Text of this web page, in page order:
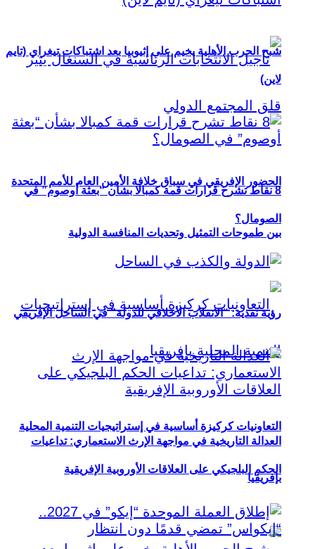
الحضور الإفريقي في سباق خلافة الأمين العام للأمم المتحدة
بين طموحات التمثيل وتحديات المنافسة الدولية
التعاونيات كركيزة أساسية في إستراتيجيات التنمية المحلية
بإفريقيا
شبح الحرب الأهلية يخيم على إثيوبيا بعد اشتباكات تيغراي (تايم
لاين)
8 نقاط تشرح قرارات قمة كمبالا بشأن “بعثة أوصوم” في
الصومال؟
رؤية نقدية: “الانقلاب الأخلاقي للدولة” في الساحل الإفريقي
العدالة التاريخية في مواجهة الإرث الاستعماري: تداعيات
الحكم البلجيكي على العلاقات الأوروبية الإفريقية